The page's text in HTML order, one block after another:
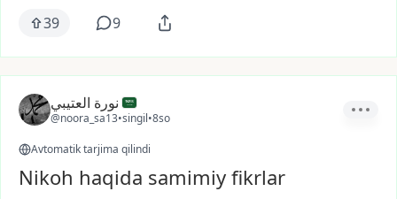
39 9
نورة العتيبي
@noora_sa13•singil•8so
Avtomatik tarjima qilindi
Nikoh haqida samimiy fikrlar